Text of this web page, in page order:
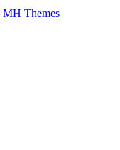
MH Themes